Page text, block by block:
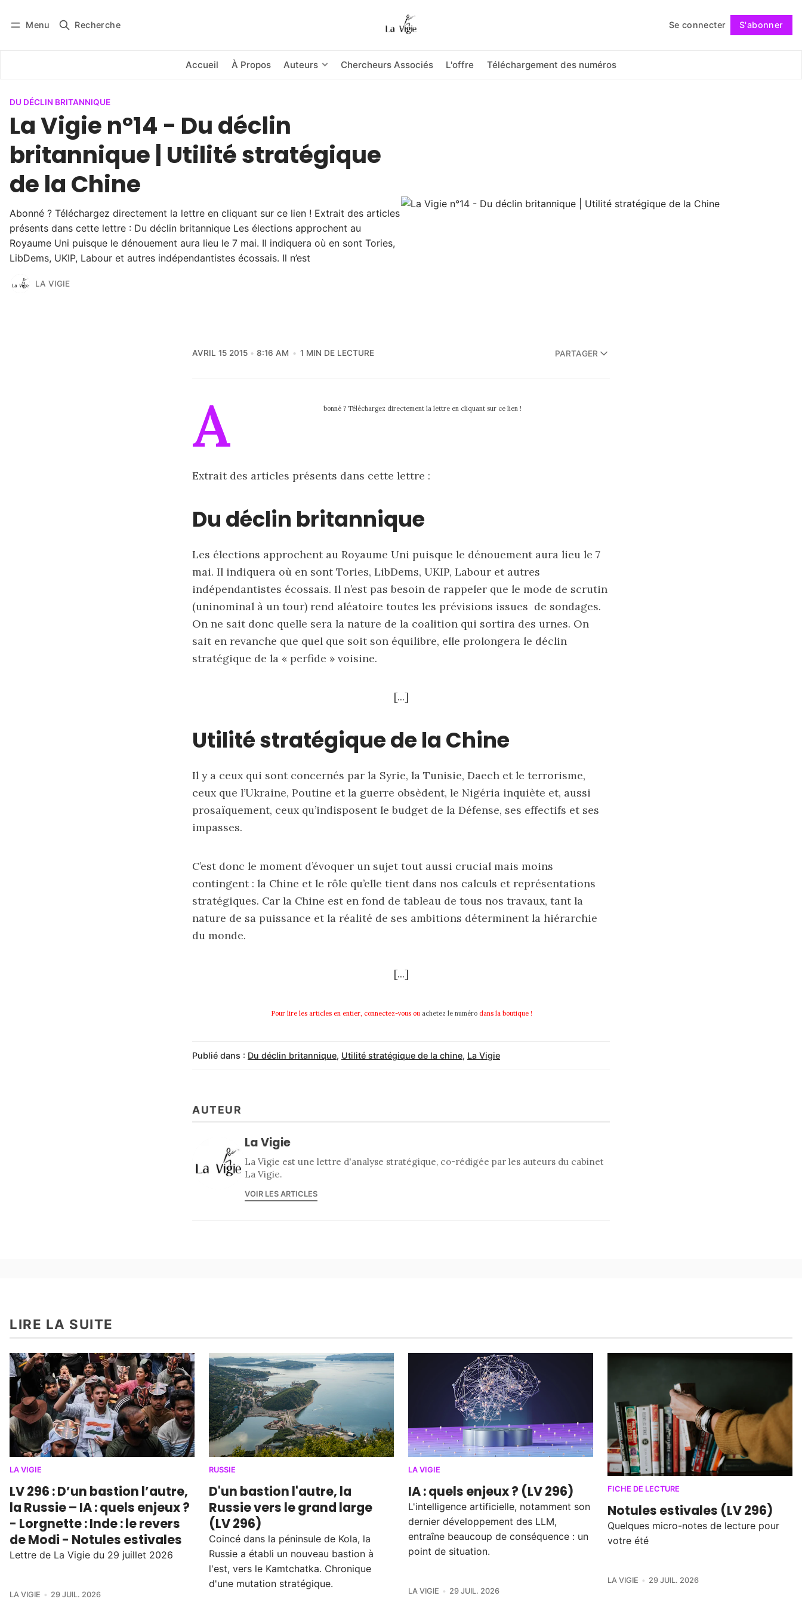
Menu Recherche Se connecter S'abonner
Accueil À Propos Auteurs Chercheurs Associés L'offre Téléchargement des numéros
Se connecter Suivre
DU DÉCLIN BRITANNIQUE
La Vigie n°14 - Du déclin
britannique | Utilité stratégique
de la Chine
Abonné ? Téléchargez directement la lettre en cliquant sur ce lien ! Extrait des articles
présents dans cette lettre : Du déclin britannique Les élections approchent au
Royaume Uni puisque le dénouement aura lieu le 7 mai. Il indiquera où en sont Tories,
LibDems, UKIP, Labour et autres indépendantistes écossais. Il n’est
LA VIGIE
AVRIL 15 2015 8:16 AM 1 MIN DE LECTURE PARTAGER
A bonné ? Téléchargez directement la lettre en cliquant sur ce lien !
Extrait des articles présents dans cette lettre :
Du déclin britannique
Les élections approchent au Royaume Uni puisque le dénouement aura lieu le 7
mai. Il indiquera où en sont Tories, LibDems, UKIP, Labour et autres
indépendantistes écossais. Il n’est pas besoin de rappeler que le mode de scrutin
(uninominal à un tour) rend aléatoire toutes les prévisions issues de sondages.
On ne sait donc quelle sera la nature de la coalition qui sortira des urnes. On
sait en revanche que quel que soit son équilibre, elle prolongera le déclin
stratégique de la « perfide » voisine.
[...]
Utilité stratégique de la Chine
Il y a ceux qui sont concernés par la Syrie, la Tunisie, Daech et le terrorisme,
ceux que l’Ukraine, Poutine et la guerre obsèdent, le Nigéria inquiète et, aussi
prosaïquement, ceux qu’indisposent le budget de la Défense, ses effectifs et ses
impasses.
C’est donc le moment d’évoquer un sujet tout aussi crucial mais moins
contingent : la Chine et le rôle qu’elle tient dans nos calculs et représentations
stratégiques. Car la Chine est en fond de tableau de tous nos travaux, tant la
nature de sa puissance et la réalité de ses ambitions déterminent la hiérarchie
du monde.
[...]
Pour lire les articles en entier, connectez-vous ou achetez le numéro dans la boutique !
Publié dans : Du déclin britannique, Utilité stratégique de la chine, La Vigie
AUTEUR
La Vigie
La Vigie est une lettre d'analyse stratégique, co-rédigée par les auteurs du cabinet
La Vigie.
VOIR LES ARTICLES
LIRE LA SUITE
LA VIGIE
LV 296 : D’un bastion l’autre,
la Russie – IA : quels enjeux ?
- Lorgnette : Inde : le revers
de Modi - Notules estivales
Lettre de La Vigie du 29 juillet 2026
LA VIGIE 29 JUIL. 2026
RUSSIE
D'un bastion l'autre, la
Russie vers le grand large
(LV 296)
Coincé dans la péninsule de Kola, la
Russie a établi un nouveau bastion à
l'est, vers le Kamtchatka. Chronique
d'une mutation stratégique.
LA VIGIE
IA : quels enjeux ? (LV 296)
L'intelligence artificielle, notamment son
dernier développement des LLM,
entraîne beaucoup de conséquence : un
point de situation.
LA VIGIE 29 JUIL. 2026
FICHE DE LECTURE
Notules estivales (LV 296)
Quelques micro-notes de lecture pour
votre été
LA VIGIE 29 JUIL. 2026